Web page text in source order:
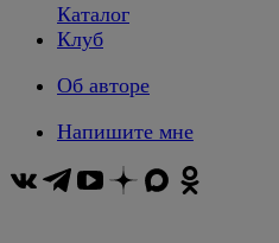
Каталог
Клуб
Об авторе
Напишите мне